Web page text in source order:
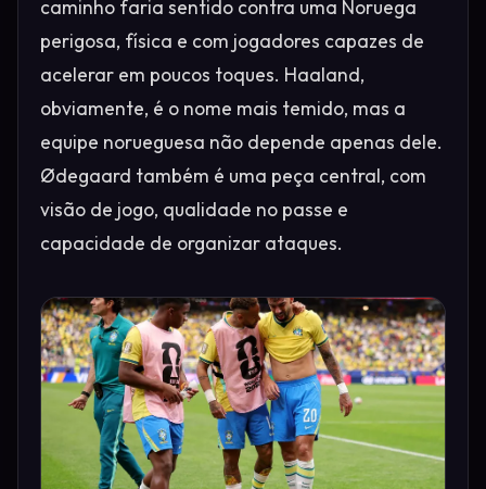
caminho faria sentido contra uma Noruega
perigosa, física e com jogadores capazes de
acelerar em poucos toques. Haaland,
obviamente, é o nome mais temido, mas a
equipe norueguesa não depende apenas dele.
Ødegaard também é uma peça central, com
visão de jogo, qualidade no passe e
capacidade de organizar ataques.